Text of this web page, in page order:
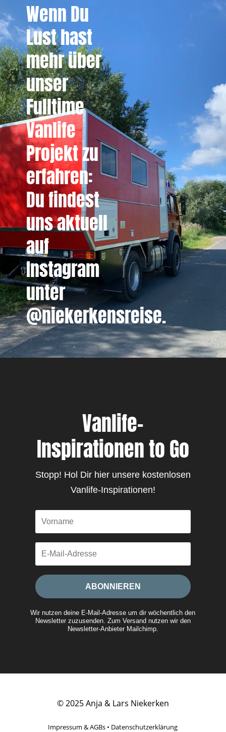
Wenn Du
Lust hast
mehr über
unser
Fulltime
Vanlife
Projekt zu
erfahren:
Du findest
uns aktuell
auf
Instagram
unter
@niekerkensreise.
Vanlife-
Inspirationen to Go
Stopp! Hol Dir hier unsere kostenlosen
Vanlife-Inspirationen!
ABONNIEREN
Wir nutzen deine E-Mail-Adresse um dir wöchentlich den
Newsletter zuzusenden. Zum Versand nutzen wir den
Newsletter-Anbieter Mailchimp.
© 2025 Anja & Lars Niekerken
Impressum & AGBs • Datenschutzerklärung